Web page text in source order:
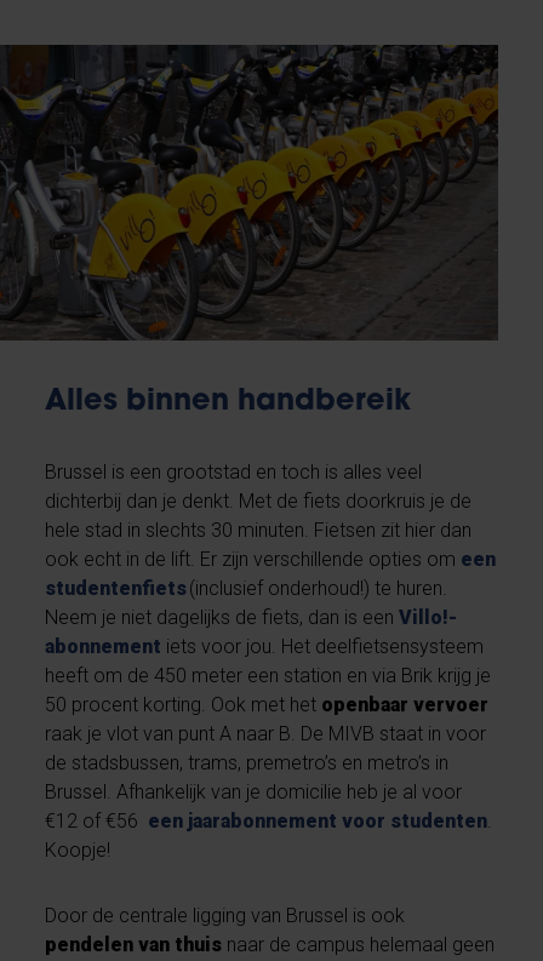
Alles binnen handbereik
Brussel is een grootstad en toch is alles veel
dichterbij dan je denkt. Met de fiets doorkruis je de
hele stad in slechts 30 minuten. Fietsen zit hier dan
ook echt in de lift. Er zijn verschillende opties om een
studentenfiets(inclusief onderhoud!) te huren.
Neem je niet dagelijks de fiets, dan is eenVillo!-
abonnement iets voor jou. Het deelfietsensysteem
heeft om de 450 meter een station en via Brik krijg je
50 procent korting. Ook met het openbaar vervoer
raak je vlot van punt A naar B. De MIVB staat in voor
de stadsbussen, trams, premetro’s en metro’s in
Brussel. Afhankelijk van je domicilie heb je al voor
€12 of €56 een jaarabonnement voor studenten.
Koopje!
Door de centrale ligging van Brussel is ook
pendelen van thuis naar de campus helemaal geen